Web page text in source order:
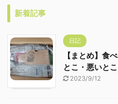
新着記事
日記
【まとめ】食
とこ・悪いと
2023/9/12